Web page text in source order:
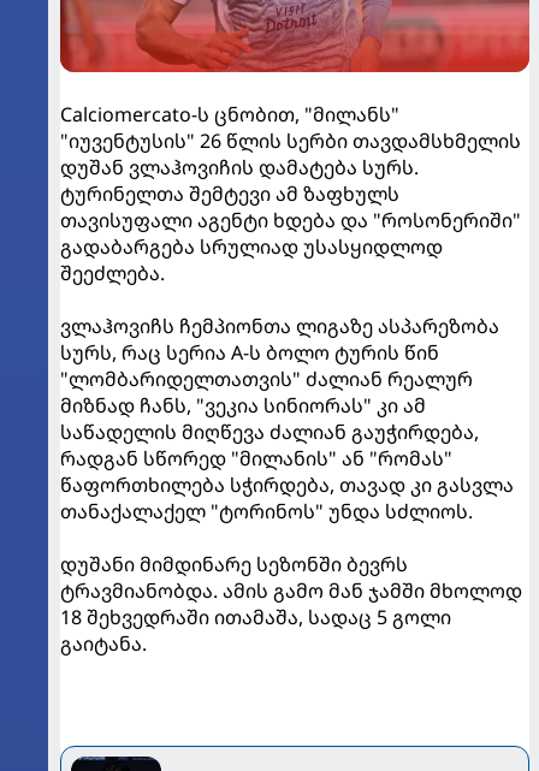
Calciomercato-ს ცნობით, "მილანს"
"იუვენტუსის" 26 წლის სერბი თავდამსხმელის
დუშან ვლაჰოვიჩის დამატება სურს.
ტურინელთა შემტევი ამ ზაფხულს
თავისუფალი აგენტი ხდება და "როსონერიში"
გადაბარგება სრულიად უსასყიდლოდ
შეეძლება.
ვლაჰოვიჩს ჩემპიონთა ლიგაზე ასპარეზობა
სურს, რაც სერია A-ს ბოლო ტურის წინ
"ლომბარიდელთათვის" ძალიან რეალურ
მიზნად ჩანს, "ვეკია სინიორას" კი ამ
საწადელის მიღწევა ძალიან გაუჭირდება,
რადგან სწორედ "მილანის" ან "რომას"
წაფორთხილება სჭირდება, თავად კი გასვლა
თანაქალაქელ "ტორინოს" უნდა სძლიოს.
დუშანი მიმდინარე სეზონში ბევრს
ტრავმიანობდა. ამის გამო მან ჯამში მხოლოდ
18 შეხვედრაში ითამაშა, სადაც 5 გოლი
გაიტანა.